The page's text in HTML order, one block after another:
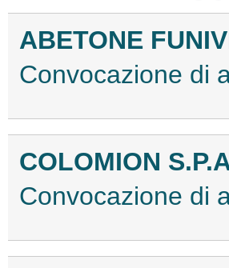
ABETONE
Convocazione di
COLOMION
Convocazione di